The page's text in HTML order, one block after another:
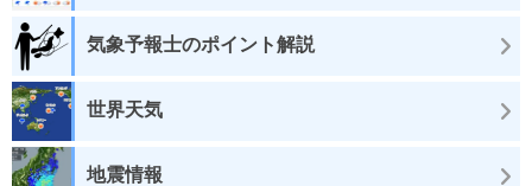
気象予報士のポイント解説
世界天気
地震情報